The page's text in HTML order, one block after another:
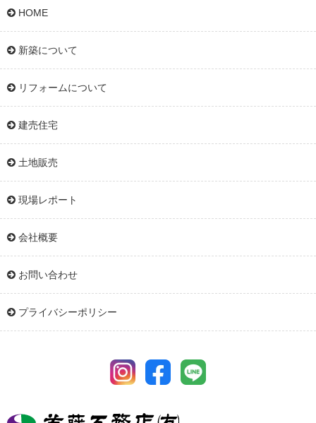
HOME
新築について
リフォームについて
建売住宅
土地販売
現場レポート
会社概要
お問い合わせ
プライバシーポリシー